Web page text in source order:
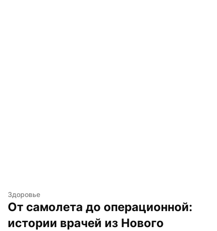
Здоровье
От самолета до операционной:
истории врачей из Нового